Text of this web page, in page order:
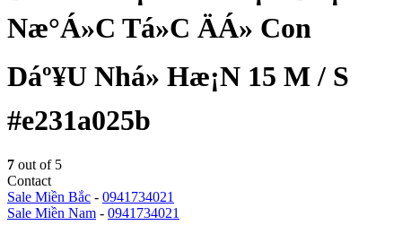
Næ°Á»C Tá»C ÄÁ» Con
Dáº¥U Nhá» Hæ¡N 15 M / S
#e231a025b
7 out of 5
Contact
Sale Miền Bắc - 0941734021
Sale Miền Nam - 0941734021